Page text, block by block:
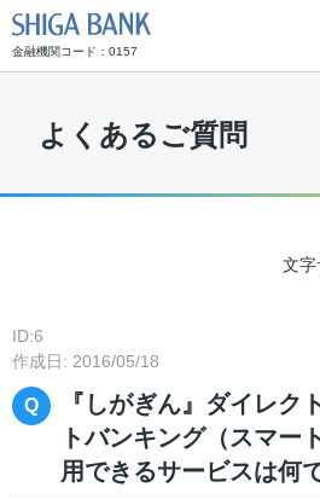
金融機関コード：0157
よくあるご質問
文字
ID:6
作成日: 2016/05/18
『しがぎん』ダイレク
トバンキング（スマー
用できるサービスは何